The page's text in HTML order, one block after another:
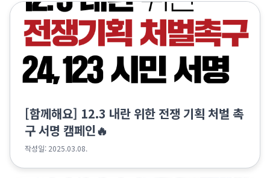
[함께해요] 12.3 내란 위한 전쟁 기획 처벌 촉
구 서명 캠페인🔥
작성일: 2025.03.08.